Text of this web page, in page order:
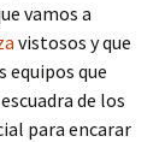
vamos a
vistosos y que
equipos que
de los
para encarar